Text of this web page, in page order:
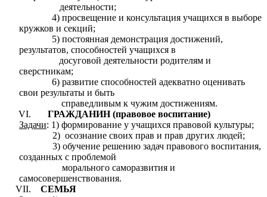
деятельности;
4) просвещение и консультация учащихся в выборе
кружков и секций;
5) постоянная демонстрация достижений,
результатов, способностей учащихся в
досуговой деятельности родителям и
сверстникам;
6) развитие способностей адекватно оценивать
свои результаты и быть
справедливым к чужим достижениям.
ГРАЖДАНИН (правовое воспитание)
Задачи: 1) формирование у учащихся правовой культуры;
2) осознание своих прав и прав других людей;
3) обучение решению задач правового воспитания,
созданных с проблемой
морального саморазвития и
самосовершенствования.
СЕМЬЯ